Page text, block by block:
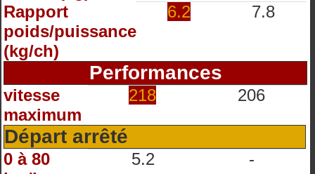
Rapport
poids/puissance
(kg/ch)
6.2 7.8
Performances
vitesse
maximum
218 206
Départ arrêté
0 à 80
5.2 -